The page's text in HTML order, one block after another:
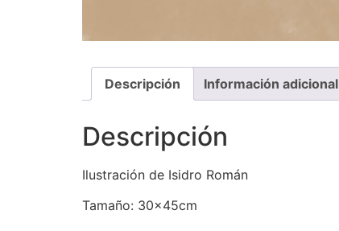
Descripción Información adicional
Descripción
Ilustración de Isidro Román
Tamaño: 30x45cm